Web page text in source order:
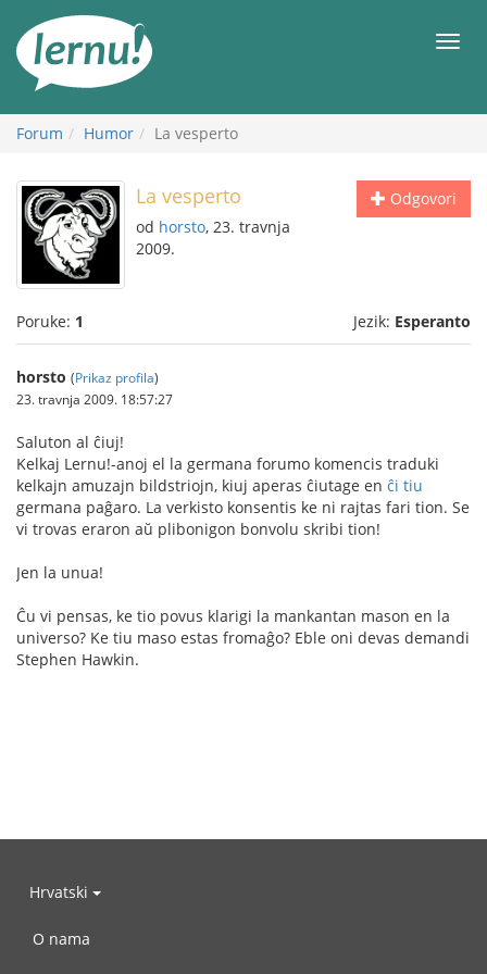
Meni
Forum Humor La vesperto
Odgovori
La vesperto
od horsto, 23. travnja
2009.
Poruke: 1 Jezik: Esperanto
horsto (Prikaz profila)
23. travnja 2009. 18:57:27
Saluton al ĉiuj!
Kelkaj Lernu!-anoj el la germana forumo komencis traduki
kelkajn amuzajn bildstriojn, kiuj aperas ĉiutage en ĉi tiu
germana paĝaro. La verkisto konsentis ke ni rajtas fari tion. Se
vi trovas eraron aŭ plibonigon bonvolu skribi tion!
Jen la unua!
Ĉu vi pensas, ke tio povus klarigi la mankantan mason en la
universo? Ke tiu maso estas fromaĝo? Eble oni devas demandi
Stephen Hawkin.
Hrvatski
O nama